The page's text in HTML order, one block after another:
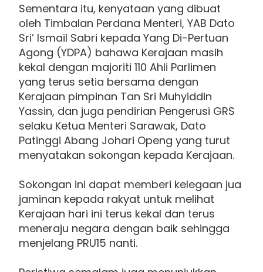
Sementara itu, kenyataan yang dibuat
oleh Timbalan Perdana Menteri, YAB Dato
Sri’ Ismail Sabri kepada Yang Di-Pertuan
Agong (YDPA) bahawa Kerajaan masih
kekal dengan majoriti 110 Ahli Parlimen
yang terus setia bersama dengan
Kerajaan pimpinan Tan Sri Muhyiddin
Yassin, dan juga pendirian Pengerusi GRS
selaku Ketua Menteri Sarawak, Dato
Patinggi Abang Johari Openg yang turut
menyatakan sokongan kepada Kerajaan.
Sokongan ini dapat memberi kelegaan jua
jaminan kepada rakyat untuk melihat
Kerajaan hari ini terus kekal dan terus
meneraju negara dengan baik sehingga
menjelang PRU15 nanti.